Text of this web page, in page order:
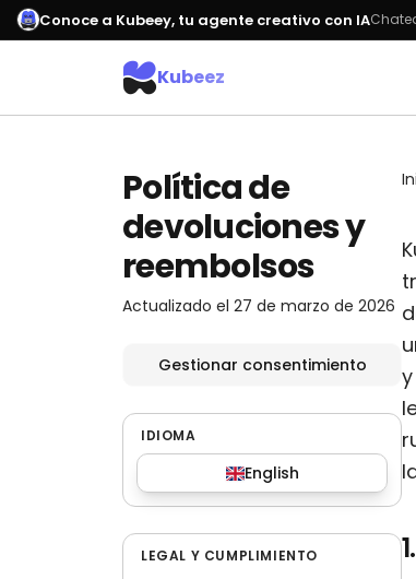
Conoce a Kubeey, tu agente creativo con IA
Kubeez
Política de
devoluciones y
reembolsos
Actualizado el 27 de marzo de 2026
Gestionar consentimiento
IDIOMA
English
LEGAL Y CUMPLIMIENTO